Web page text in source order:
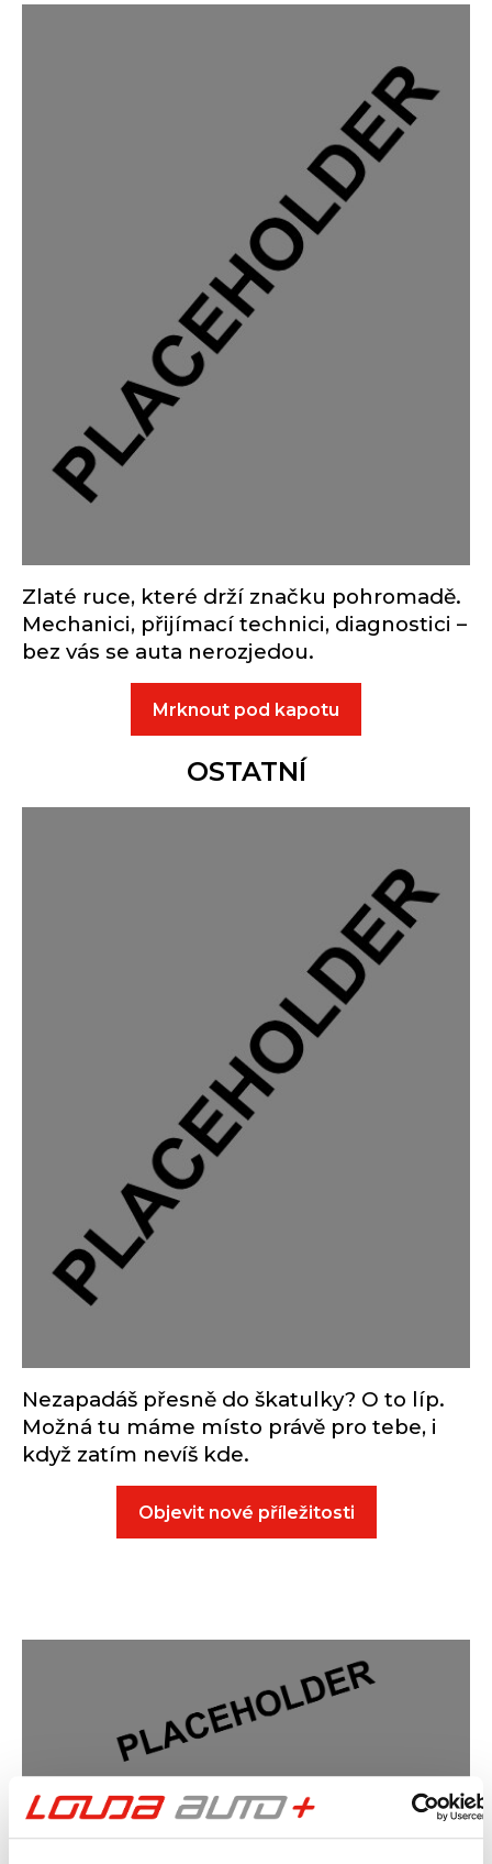
Zlaté ruce, které drží značku pohromadě.
Mechanici, přijímací technici, diagnostici –
bez vás se auta nerozjedou.
Mrknout pod kapotu
OSTATNÍ
Nezapadáš přesně do škatulky? O to líp.
Možná tu máme místo právě pro tebe, i
když zatím nevíš kde.
Objevit nové příležitosti
Hledá se obchodník nové éry.